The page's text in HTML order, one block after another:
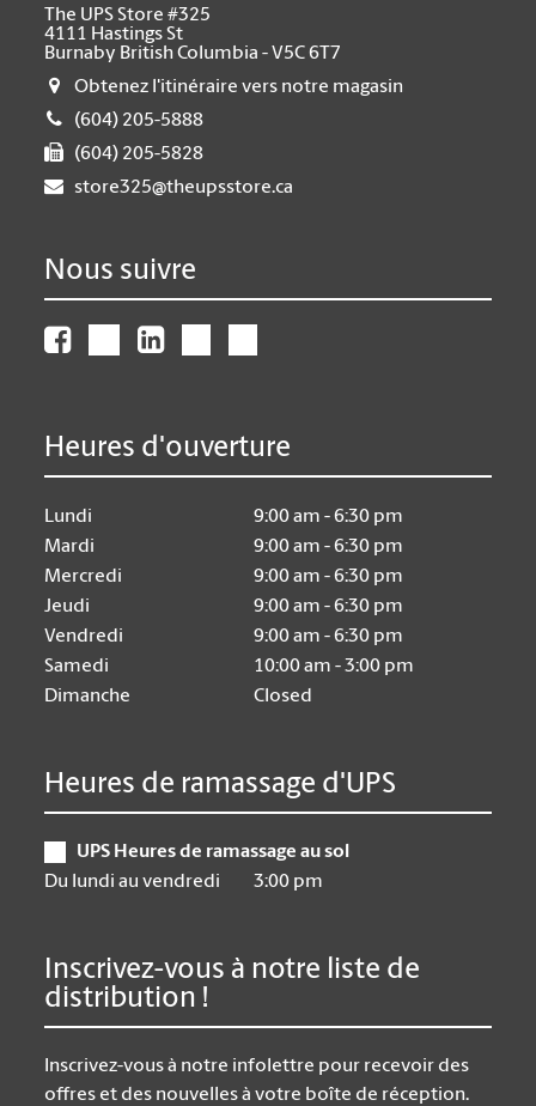
The UPS Store #325
4111 Hastings St
Burnaby British Columbia - V5C 6T7
Obtenez l'itinéraire vers notre magasin
(604) 205-5888
(604) 205-5828
store325@theupsstore.ca
Nous suivre
Heures d'ouverture
Lundi
9:00 am - 6:30 pm
Mardi
9:00 am - 6:30 pm
Mercredi
9:00 am - 6:30 pm
Jeudi
9:00 am - 6:30 pm
Vendredi
9:00 am - 6:30 pm
Samedi
10:00 am - 3:00 pm
Dimanche
Closed
Heures de ramassage d'UPS
UPS Heures de ramassage au sol
Du lundi au vendredi
3:00 pm
Inscrivez-vous à notre liste de
distribution !
Inscrivez-vous à notre infolettre pour recevoir des
offres et des nouvelles à votre boîte de réception.